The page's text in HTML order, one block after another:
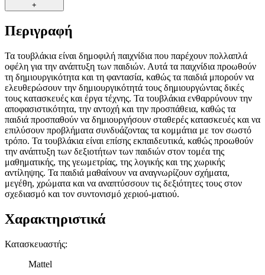
+
Περιγραφή
Τα τουβλάκια είναι δημοφιλή παιχνίδια που παρέχουν πολλαπλά
οφέλη για την ανάπτυξη των παιδιών. Αυτά τα παιχνίδια προωθούν
τη δημιουργικότητα και τη φαντασία, καθώς τα παιδιά μπορούν να
ελευθερώσουν την δημιουργικότητά τους δημιουργώντας δικές
τους κατασκευές και έργα τέχνης. Τα τουβλάκια ενθαρρύνουν την
αποφασιστικότητα, την αντοχή και την προσπάθεια, καθώς τα
παιδιά προσπαθούν να δημιουργήσουν σταθερές κατασκευές και να
επιλύσουν προβλήματα συνδυάζοντας τα κομμάτια με τον σωστό
τρόπο. Τα τουβλάκια είναι επίσης εκπαιδευτικά, καθώς προωθούν
την ανάπτυξη των δεξιοτήτων των παιδιών στον τομέα της
μαθηματικής, της γεωμετρίας, της λογικής και της χωρικής
αντίληψης. Τα παιδιά μαθαίνουν να αναγνωρίζουν σχήματα,
μεγέθη, χρώματα και να αναπτύσσουν τις δεξιότητες τους στον
σχεδιασμό και τον συντονισμό χεριού-ματιού.
Χαρακτηριστικά
Κατασκευαστής:
Mattel